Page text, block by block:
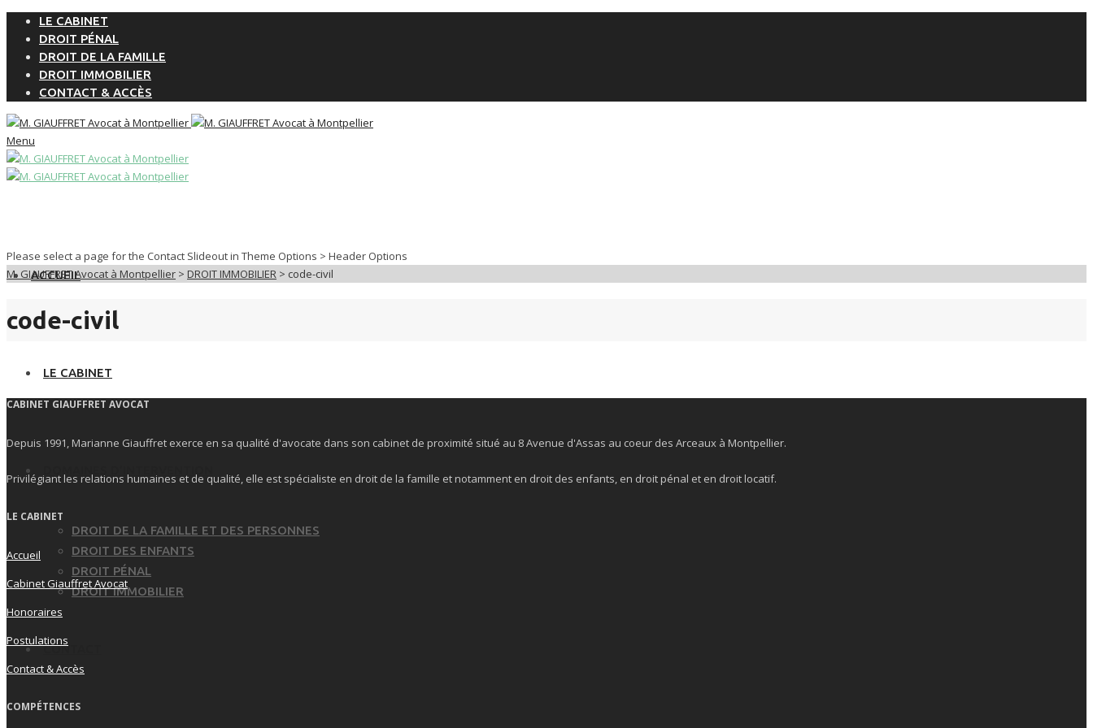
LE CABINET
DROIT PÉNAL
DROIT DE LA FAMILLE
DROIT IMMOBILIER
CONTACT & ACCÈS
Menu
ACCUEIL
LE CABINET
DROIT DE LA FAMILLE ET DES PERSONNES
DROIT DES ENFANTS
DROIT PÉNAL
DROIT IMMOBILIER
CONTACT
Please select a page for the Contact Slideout in Theme Options > Header Options
M. GIAUFFRET Avocat à Montpellier > DROIT IMMOBILIER > code-civil
code-civil
CABINET GIAUFFRET AVOCAT
Depuis 1991, Marianne Giauffret exerce en sa qualité d'avocate dans son cabinet de proximité situé au 8 Avenue d'Assas au coeur des Arceaux à Montpellier.
Privilégiant les relations humaines et de qualité, elle est spécialiste en droit de la famille et notamment en droit des enfants, en droit pénal et en droit locatif.
LE CABINET
Accueil
Cabinet Giauffret Avocat
Honoraires
Postulations
Contact & Accès
COMPÉTENCES